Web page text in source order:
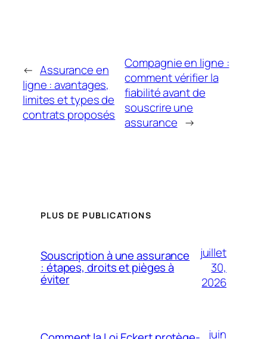
← Assurance en
ligne : avantages,
limites et types de
contrats proposés
Compagnie en ligne :
comment vérifier la
fiabilité avant de
souscrire une
assurance →
PLUS DE PUBLICATIONS
Souscription à une assurance
: étapes, droits et pièges à
éviter
juillet
30,
2026
juin